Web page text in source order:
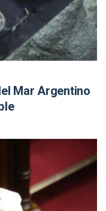
Mar Argentino